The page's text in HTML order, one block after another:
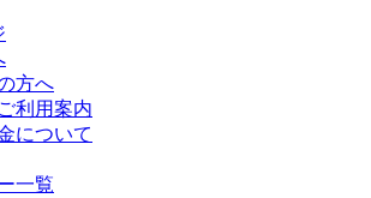
方へ
利用案内
について
一覧